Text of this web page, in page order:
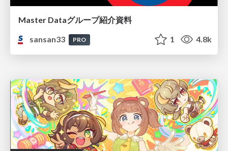
Master Dataグループ紹介資料
sansan33
PRO 1 4.8k